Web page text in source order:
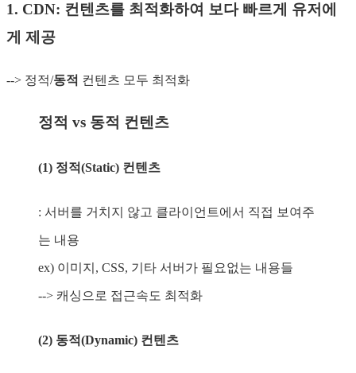
1. CDN: 컨텐츠를 최적화하여 보다 빠르게 유저에
게 제공
--> 정적/동적 컨텐츠 모두 최적화
정적 vs 동적 컨텐츠
(1) 정적(Static) 컨텐츠
: 서버를 거치지 않고 클라이언트에서 직접 보여주
는 내용
ex) 이미지, CSS, 기타 서버가 필요없는 내용들
--> 캐싱으로 접근속도 최적화
(2) 동적(Dynamic) 컨텐츠